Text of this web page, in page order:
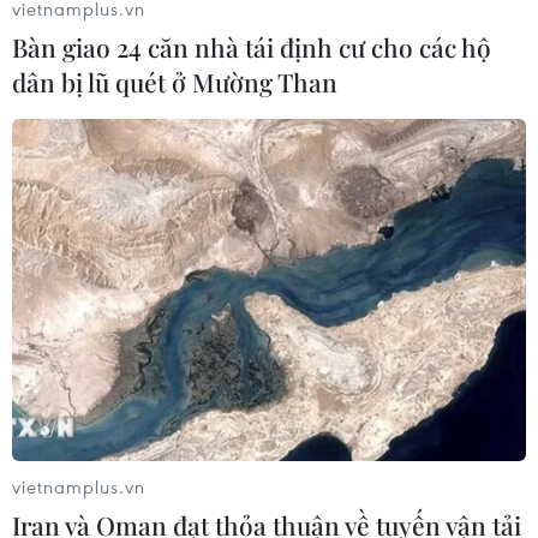
Sẽ thi công đồng loạt Dự án cao tốc
Vinh-Thanh Thủy trong tháng 9
Chưa đầu tư mở rộng Quốc lộ 1 đoạn
Bạc Liêu-Cà Mau giai đoạn 2026-
2030
06/08/2026 12:24
Tuyên Quang khẩn trương khắc
phục sạt lở trên các tuyến giao thông
06/08/2026 11:54
vietnamplus.vn
Bàn giao 24 căn nhà tái định cư cho các hộ
dân bị lũ quét ở Mường Than
vietnamplus.vn
Iran và Oman đạt thỏa thuận về tuyến vận tải